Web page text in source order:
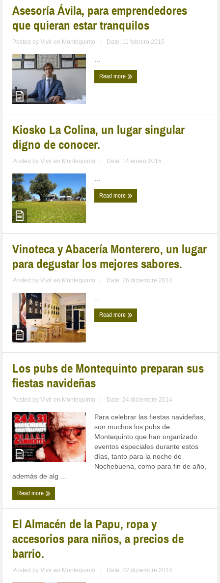
Asesoría Ávila, para emprendedores
que quieran estar tranquilos
Posted byVivir en Montequinto Date: 11 febrero 2015
...
Read more
Kiosko La Colina, un lugar singular
digno de conocer.
Posted byVivir en Montequinto Date: 14 enero 2015
...
Read more
Vinoteca y Abacería Monterero, un lugar
para degustar los mejores sabores.
Posted byVivir en Montequinto Date: 26 diciembre 2014
...
Read more
Los pubs de Montequinto preparan sus
fiestas navideñas
Posted byVivir en Montequinto Date: 24 diciembre 2014
Para celebrar las fiestas navideñas,
son muchos los pubs de
Montequinto que han organizado
eventos especiales durante estos
días, tanto para la noche de
Nochebuena, como para fin de año,
además de alg ...
Read more
El Almacén de la Papu, ropa y
accesorios para niños, a precios de
barrio.
Posted byVivir en Montequinto Date: 22 diciembre 2014